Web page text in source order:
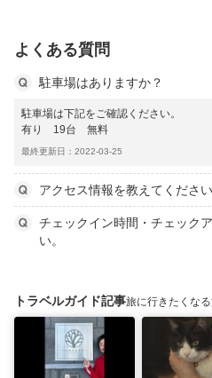
よくある質問
駐車場はありますか？
駐車場は下記をご確認ください。
有り 19台 無料
最終更新日：2022-03-25
アクセス情報を教えてください
チェックイン時間・チェック
い。
トラベルガイド記事旅に行きたくな